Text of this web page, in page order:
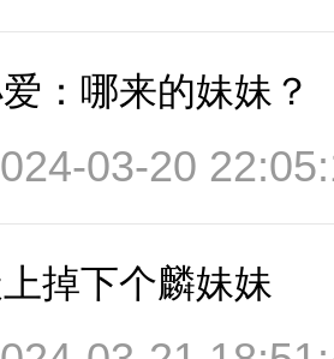
：哪来的妹妹？
03-20
掉下个麟妹妹